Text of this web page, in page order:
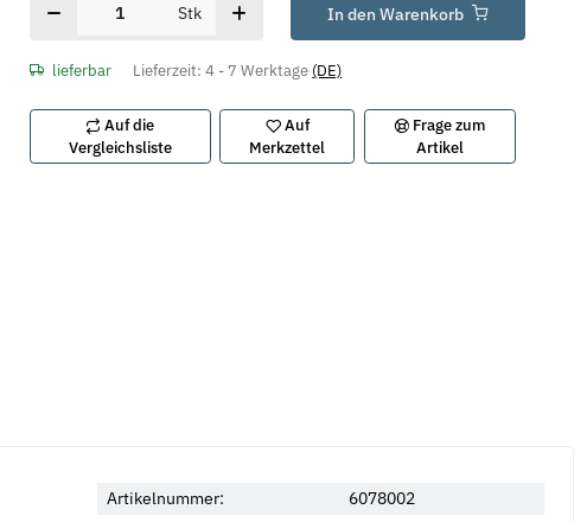
Stk In den Warenkorb
lieferbar Lieferzeit:4 - 7 Werktage (DE)
Auf die
Vergleichsliste
Auf
Merkzettel
Frage zum
Artikel
Artikelnummer:
6078002